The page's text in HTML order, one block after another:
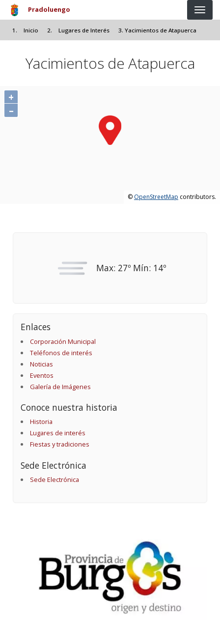
Pasar al contenido principal
Pradoluengo
Inicio Lugares de Interés Yacimientos de Atapuerca
Yacimientos de Atapuerca
+
–
© OpenStreetMap contributors.
Max: 27º Mín: 14º
Enlaces
Corporación Municipal
Teléfonos de interés
Noticias
Eventos
Galería de Imágenes
Conoce nuestra historia
Historia
Lugares de interés
Fiestas y tradiciones
Sede Electrónica
Sede Electrónica